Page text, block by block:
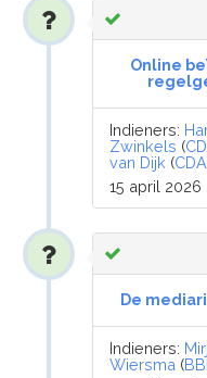
Online
Indieners:
Zwinkels (
van Dijk (CDA
15 april 2026
De
Indieners:
Wiersma (